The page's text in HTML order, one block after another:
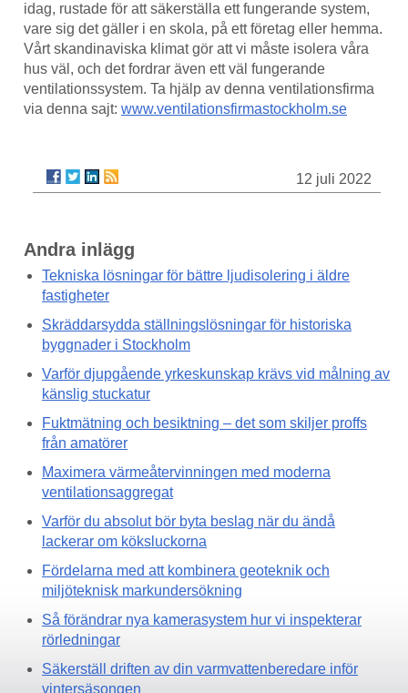
idag, rustade för att säkerställa ett fungerande system,
vare sig det gäller i en skola, på ett företag eller hemma.
Vårt skandinaviska klimat gör att vi måste isolera våra
hus väl, och det fordrar även ett väl fungerande
ventilationssystem. Ta hjälp av denna ventilationsfirma
via denna sajt: www.ventilationsfirmastockholm.se
12 juli 2022
Andra inlägg
Tekniska lösningar för bättre ljudisolering i äldre
fastigheter
Skräddarsydda ställningslösningar för historiska
byggnader i Stockholm
Varför djupgående yrkeskunskap krävs vid målning av
känslig stuckatur
Fuktmätning och besiktning – det som skiljer proffs
från amatörer
Maximera värmeåtervinningen med moderna
ventilationsaggregat
Varför du absolut bör byta beslag när du ändå
lackerar om köksluckorna
Fördelarna med att kombinera geoteknik och
miljöteknisk markundersökning
Så förändrar nya kamerasystem hur vi inspekterar
rörledningar
Säkerställ driften av din varmvattenberedare inför
vintersäsongen